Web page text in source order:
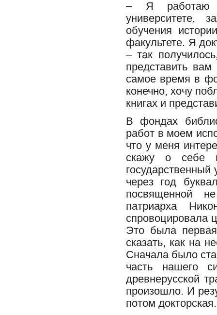
– Я работаю в
университете,
обучения
факультете. Я
– так
представить
самое время в
конечно, хочу
книгах и
В фондах
работ в моем
что у меня
скажу о себе
государственный
через год
посвященной
патриарха
спровоцировала
Это была
сказать, как на
Сначала было
часть нашего
древнерусской
произошло. И
потом докторская.